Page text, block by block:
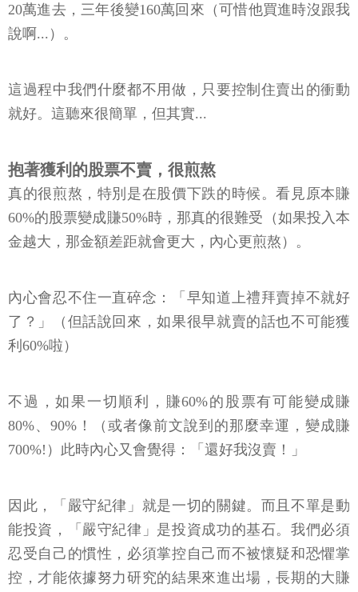
20萬進去，三年後變160萬回來（可惜他買進時沒跟我
說啊...）。
這過程中我們什麼都不用做，只要控制住賣出的衝動
就好。這聽來很簡單，但其實...
抱著獲利的股票不賣，很煎熬
真的很煎熬，特別是在股價下跌的時候。看見原本賺
60%的股票變成賺50%時，那真的很難受（如果投入本
金越大，那金額差距就會更大，內心更煎熬）。
內心會忍不住一直碎念：「早知道上禮拜賣掉不就好
了？」（但話說回來，如果很早就賣的話也不可能獲
利60%啦）
不過，如果一切順利，賺60%的股票有可能變成賺
80%、90%！（或者像前文說到的那麼幸運，變成賺
700%!）此時內心又會覺得：「還好我沒賣！」
因此，「嚴守紀律」就是一切的關鍵。而且不單是動
能投資，「嚴守紀律」是投資成功的基石。我們必須
忍受自己的慣性，必須掌控自己而不被懷疑和恐懼掌
控，才能依據努力研究的結果來進出場，長期的大賺